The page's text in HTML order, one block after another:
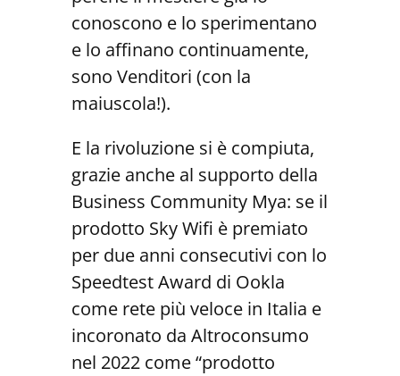
conoscono e lo sperimentano
e lo affinano continuamente,
sono Venditori (con la
maiuscola!).
E la rivoluzione si è compiuta,
grazie anche al supporto della
Business Community Mya: se il
prodotto Sky Wifi è premiato
per due anni consecutivi con lo
Speedtest Award di Ookla
come rete più veloce in Italia e
incoronato da Altroconsumo
nel 2022 come “prodotto